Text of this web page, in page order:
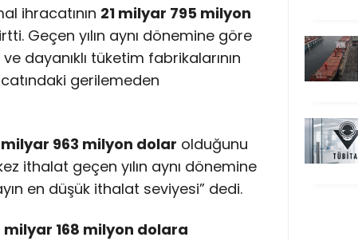
ihracatının 21 milyar 795 milyon
Geçen yılın aynı dönemine göre
dayanıklı tüketim fabrikalarının
gerilemeden
963 milyon dolar olduğunu
ithalat geçen yılın aynı dönemine
en düşük ithalat seviyesi” dedi.
milyar 168 milyon dolara